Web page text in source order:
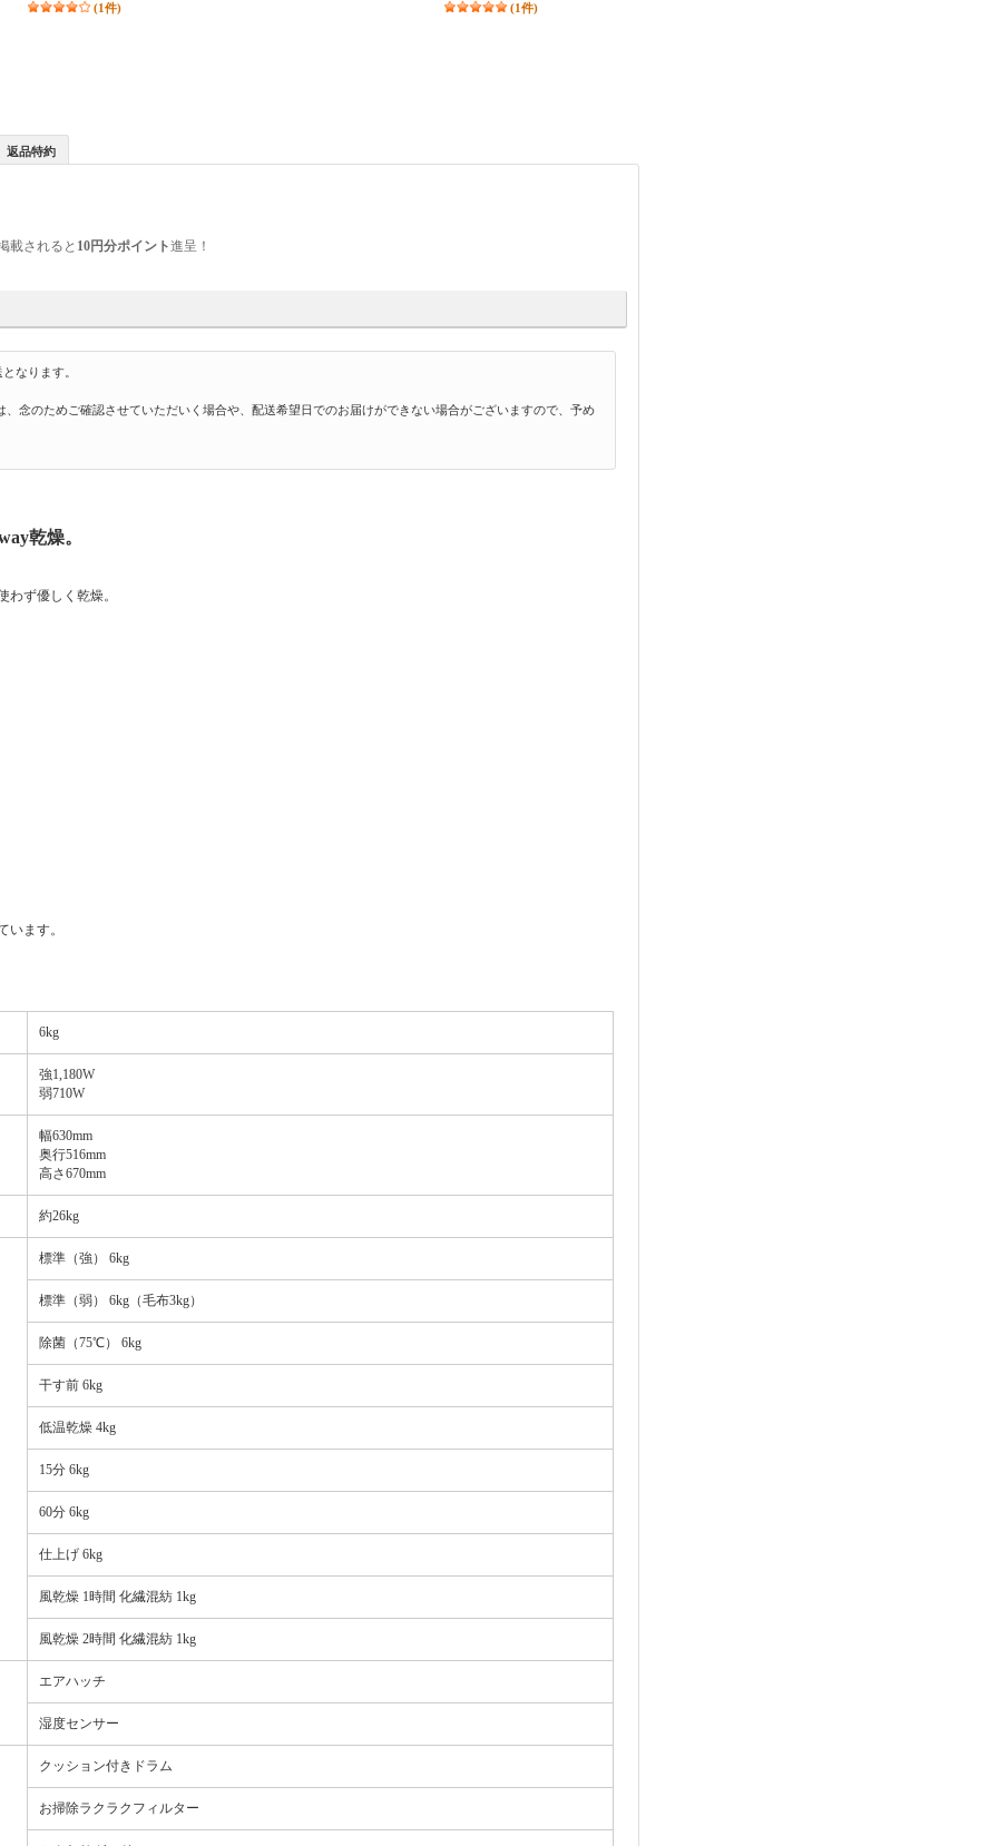
(1件) (1件)
返品特約
載されると 10円分ポイント進呈！
なります。
念のためご確認させていただいく場合や、配送希望日でのお届けができない場合がございますので、予め
乾燥。
ず優しく乾燥。
ます。
6kg
強1,180W
弱710W
幅630mm
奥行516mm
高さ670mm
約26kg
標準（強） 6kg
標準（弱） 6kg（毛布3kg）
除菌（75℃） 6kg
干す前 6kg
低温乾燥 4kg
15分 6kg
60分 6kg
仕上げ 6kg
風乾燥 1時間 化繊混紡 1kg
風乾燥 2時間 化繊混紡 1kg
エアハッチ
湿度センサー
クッション付きドラム
お掃除ラクラクフィルター